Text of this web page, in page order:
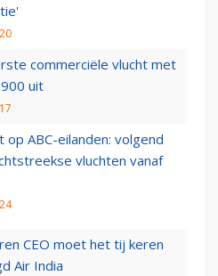
commerciële vlucht met
uit
ABC-eilanden: volgend
vluchten vanaf
CEO moet het tij keren
Air India